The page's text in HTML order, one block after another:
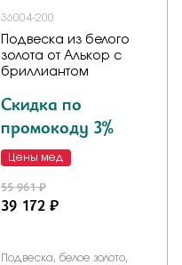
36004-200
Подвеска из белого
золота от Алькор с
бриллиантом
Скидка по
промокоду 3%
Цены мед
55 961 ₽
39 172 ₽
Подвеска, белое золото,